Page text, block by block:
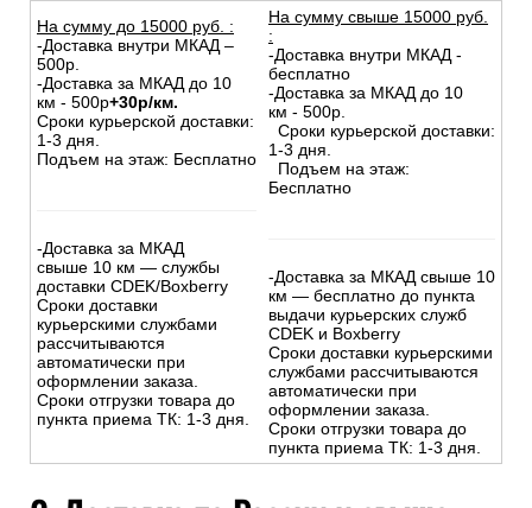
На сумму до 15000 руб. :
-Доставка внутри МКАД –
500р.
-Доставка за МКАД до 10
км - 500р+30р/км.
Сроки курьерской доставки:
1-3 дня.
Подъем на этаж: Бесплатно
-Доставка за МКАД
свыше 10 км — службы
доставки CDEK/Boxberry
Сроки доставки
курьерскими службами
рассчитываются
автоматически при
оформлении заказа.
Сроки отгрузки товара до
пункта приема ТК: 1-3 дня.
На сумму свыше 15000 руб.
:
-Доставка внутри МКАД -
бесплатно
-Доставка за МКАД до 10
км - 500р.
Сроки курьерской доставки:
1-3 дня.
Подъем на этаж:
Бесплатно
-Доставка за МКАД свыше 10
км — бесплатно до пункта
выдачи курьерских служб
CDEK и Boxberry
Сроки доставки курьерскими
службами рассчитываются
автоматически при
оформлении заказа.
Сроки отгрузки товара до
пункта приема ТК: 1-3 дня.